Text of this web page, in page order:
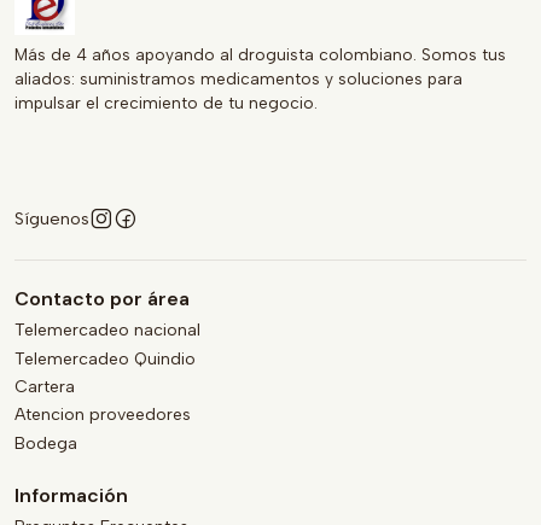
Más de 4 años apoyando al droguista colombiano. Somos tus
aliados: suministramos medicamentos y soluciones para
impulsar el crecimiento de tu negocio.
Síguenos
Contacto por área
Telemercadeo nacional
Telemercadeo Quindio
Cartera
Atencion proveedores
Bodega
Información